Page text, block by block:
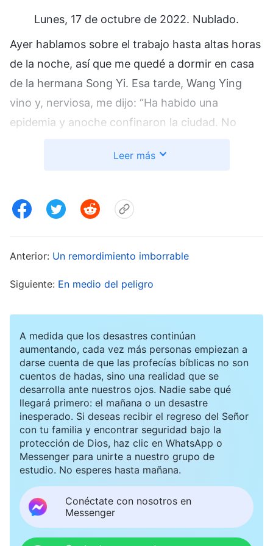
Lunes, 17 de octubre de 2022. Nublado.
Ayer hablamos sobre el trabajo hasta altas horas
de la noche, así que me quedé a dormir en casa
de la hermana Song Yi. Esa tarde, Wang Ying
vino y, nerviosa, me dijo: “Ha habido una
epidemia y anoche confinaron la ciudad. No
después de escuchar esto. Ya era bastante difícil
ahora la plaga ha llegado y la ciudad está en
confinamiento. ¿Cómo haremos el trabajo ahora
que nos enfrentamos a semejante doble dilema?
Ahora la plaga está arrasando; afuera, hay
patrullas por todas partes. Todos los puestos de
encuentro un lugar seguro para los libros, no
podré mantenerlos a salvo si la policía me atrapa
mientras los traslado. Eso sería una pérdida aún
mayor. Pero tampoco puedo dejar los libros en
lugares inseguros. ¿Qué debo hacer? Mi única
esperanza es que levanten pronto el
confinamiento para poder trasladar los libros lo
antes posible.
Jueves, 10 de noviembre de 2022. Nublado con
lluvia.
Leer más
Anterior: Un remordimiento imborrable
Siguiente: En medio del peligro
A medida que los desastres continúan
aumentando, cada vez más personas empiezan a
darse cuenta de que las profecías bíblicas no son
cuentos de hadas, sino una realidad que se
desarrolla ante nuestros ojos. Nadie sabe qué
llegará primero: el mañana o un desastre
inesperado. Si deseas recibir el regreso del Señor
con tu familia y encontrar seguridad bajo la
protección de Dios, haz clic en WhatsApp o
Messenger para unirte a nuestro grupo de
estudio. No esperes hasta mañana.
Conéctate con nosotros en
Messenger